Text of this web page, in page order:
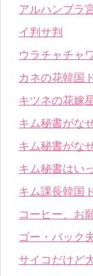
アルハンブラ
イ判サ判
ウラチャチャ
カネの花韓国
キツネの花嫁
キム秘書がな
キム秘書がな
キム秘書はい
キム課長韓国
コーヒー、お
ゴー・バック
サイコだけど